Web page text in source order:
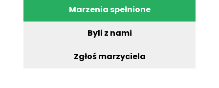
Marzenia spełnione
Byli z nami
Zgłoś marzyciela